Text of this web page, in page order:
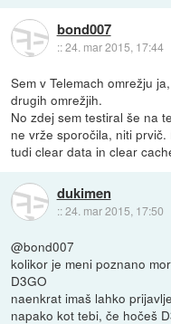
bond007
::24. mar 2015, 17:44
Sem v Telemach omrežju
drugih omrežjih.
No zdej sem testiral še na
ne vrže sporočila, niti
tudi clear data in clear
dukimen
::24. mar 2015, 17:50
@bond007
kolikor je meni poznano
D3GO
naenkrat imaš lahko
napako kot tebi, če hočeš